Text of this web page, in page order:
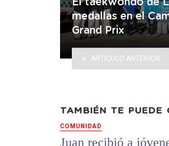
El taekwondo de
medallas en el
Grand Prix
ARTÍCULO ANTERIOR
TAMBIÉN TE PUEDE
COMUNIDAD
Juan recibió a